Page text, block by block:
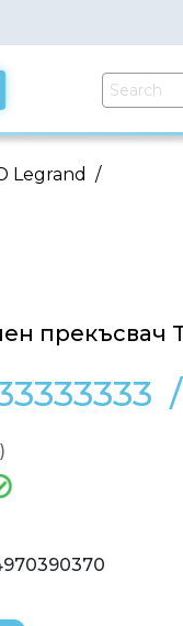
/
Legrand
прекъсвач
/